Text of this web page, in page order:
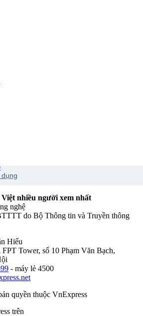
nhiều người xem nhất
nghệ
do Bộ Thông tin và Truyền thông
Hiếu
Tower, số 10 Phạm Văn Bạch,
- máy lẻ 4500
quyền thuộc VnExpress
trên